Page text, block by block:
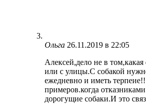
Ольга 26.11.2019 в 22:05
Алексей,дело не в том,какая
или с улицы.С собакой
ежедневно и иметь
примеров.когда
дорогущие собаки.И это